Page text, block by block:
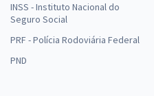
INSS - Instituto Nacional do
Seguro Social
PRF - Polícia Rodoviária Federal
PND